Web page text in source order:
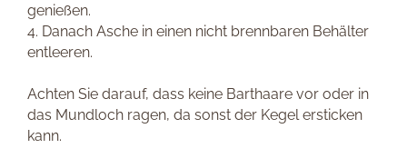
genießen.
4. Danach Asche in einen nicht brennbaren Behälter
entleeren.
Achten Sie darauf, dass keine Barthaare vor oder in
das Mundloch ragen, da sonst der Kegel ersticken
kann.